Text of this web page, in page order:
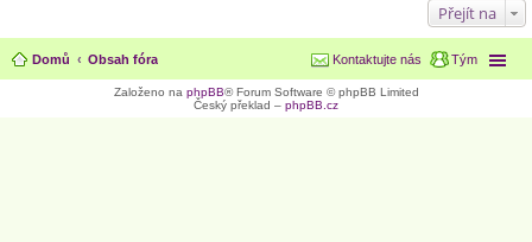
Přejít na
Domů Obsah fóra Tým
Kontaktujte nás
Založeno na phpBB® Forum Software © phpBB Limited
Český překlad – phpBB.cz